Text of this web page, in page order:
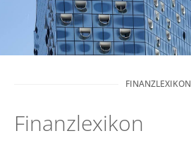
FINANZLEXIKON
Finanzlexikon